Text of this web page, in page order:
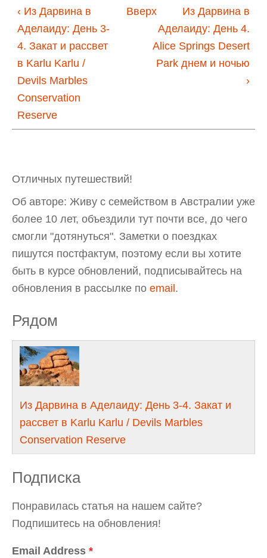
‹ Из Дарвина в
Аделаиду: День 3-
4. Закат и рассвет
в Karlu Karlu /
Devils Marbles
Conservation
Reserve
Вверх
Из Дарвина в
Аделаиду: День 4.
Alice Springs Desert
Park днем и ночью
›
Отличных путешествий!
Об авторе: Живу с семейством в Австралии уже
более 10 лет, объездили тут почти все, до чего
смогли "дотянуться". Заметки о поездках
пишутся постфактум, поэтому если вы хотите
быть в курсе обновлений, подписывайтесь на
обновления в рассылке по email .
Рядом
Из Дарвина в Аделаиду: День 3-4. Закат и
рассвет в Karlu Karlu / Devils Marbles
Conservation Reserve
Подписка
Понравилась статья на нашем сайте?
Подпишитесь на обновления!
Email Address *